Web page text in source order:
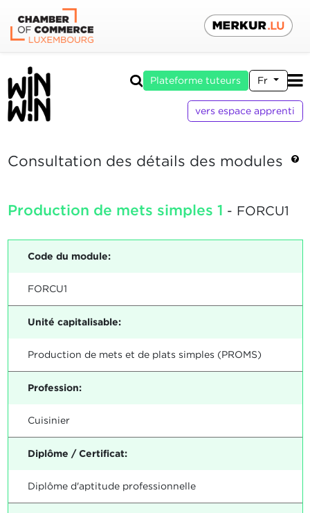
Plateforme tuteurs Fr
vers espace apprenti
Consultation des détails des modules
Production de mets simples 1 - FORCU1
Code du module:
FORCU1
Unité capitalisable:
Production de mets et de plats simples (PROMS)
Profession:
Cuisinier
Diplôme / Certificat:
Diplôme d'aptitude professionnelle